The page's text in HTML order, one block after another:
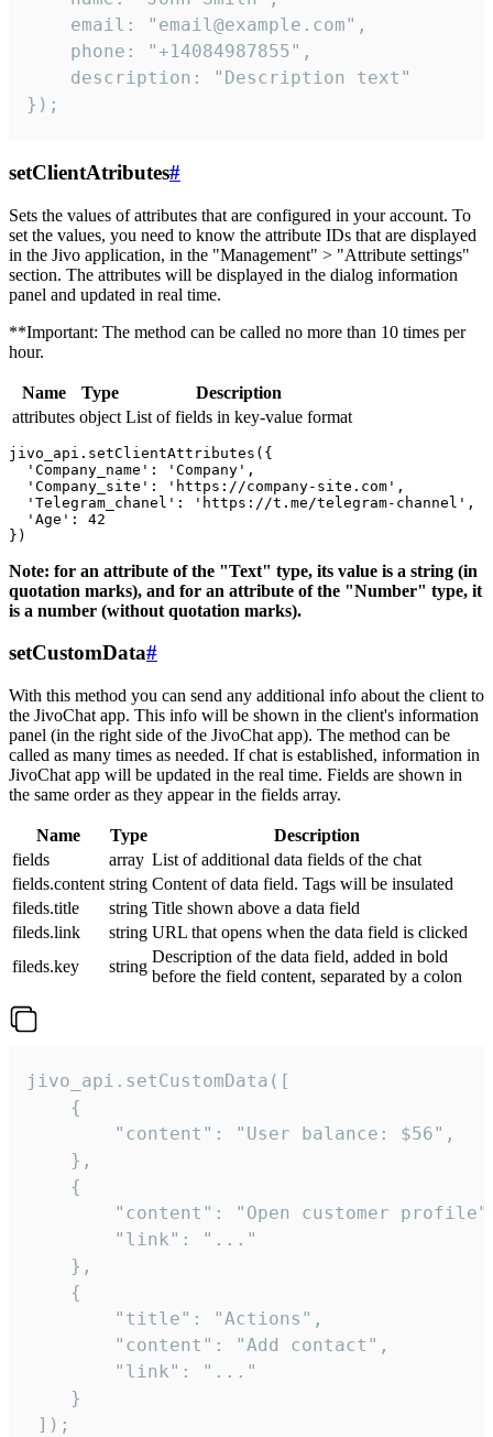
    email: "email@example.com",
    phone: "+14084987855",
    description: "Description text"
});
setClientAtributes#
Sets the values ​​of attributes that are configured in your account. To
set the values, you need to know the attribute IDs that are displayed
in the Jivo application, in the "Management" > "Attribute settings"
section. The attributes will be displayed in the dialog information
panel and updated in real time.
**Important: The method can be called no more than 10 times per
hour.
Name Type
Description
attributes object List of fields in key-value format
jivo_api.setClientAttributes({
  'Company_name': 'Company',
  'Company_site': 'https://company-site.com',
  'Telegram_chanel': 'https://t.me/telegram-channel',
  'Age': 42
Note: for an attribute of the "Text" type, its value is a string (in
quotation marks), and for an attribute of the "Number" type, it
is a number (without quotation marks).
setCustomData#
With this method you can send any additional info about the client to
the JivoChat app. This info will be shown in the client's information
panel (in the right side of the JivoChat app). The method can be
called as many times as needed. If chat is established, information in
JivoChat app will be updated in the real time. Fields are shown in
the same order as they appear in the fields array.
Name Type
Description
fields
array List of additional data fields of the chat
fields.content string Content of data field. Tags will be insulated
fileds.title
string Title shown above a data field
fileds.link
string URL that opens when the data field is clicked
fileds.key
string
Description of the data field, added in bold
before the field content, separated by a colon
jivo_api.setCustomData([
    {
        "content": "User balance: $56",
    },
    {
"content": "Open customer
        "link": "..."
    },
    {
        "title": "Actions",
        "content": "Add contact",
        "link": "..."
    }
]);